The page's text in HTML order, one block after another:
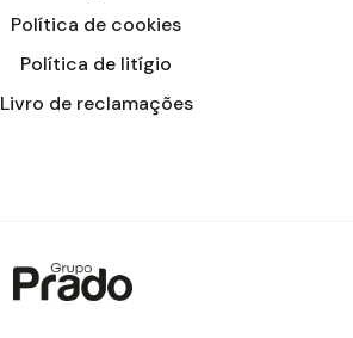
Política de cookies
Política de litígio
Livro de reclamações